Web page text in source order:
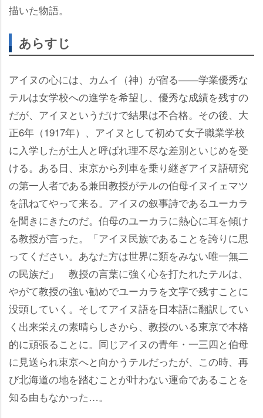
描いた物語。
あらすじ
アイヌの心には、カムイ（神）が宿る――学業優秀な
テルは女学校への進学を希望し、優秀な成績を残すの
だが、アイヌというだけで結果は不合格。その後、大
正6年（1917年）、アイヌとして初めて女子職業学校
に入学したが土人と呼ばれ理不尽な差別といじめを受
ける。ある日、東京から列車を乗り継ぎアイヌ語研究
の第一人者である兼田教授がテルの伯母イヌイェマツ
を訊ねてやって来る。アイヌの叙事詩であるユーカラ
を聞きにきたのだ。伯母のユーカラに熱心に耳を傾け
る教授が言った。「アイヌ民族であることを誇りに思
ってください。あなた方は世界に類をみない唯一無二
の民族だ」 教授の言葉に強く心を打たれたテルは、
がて教授の強い勧めでユーカラを文字で残すことに
没頭していく。そしてアイヌ語を日本語に翻訳してい
く出来栄えの素晴らしさから、教授のいる東京で本格
的に頑張ることに。同じアイヌの青年・一三四と伯母
に見送られ東京へと向かうテルだったが、この時、再
び北海道の地を踏むことが叶わない運命であることを
知る由もなかった…。